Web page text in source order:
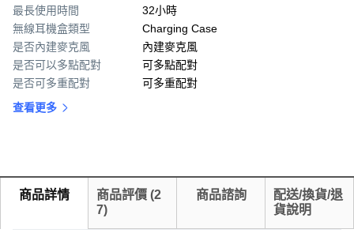
最長使用時間
32小時
無線耳機盒類型
Charging Case
是否內建麥克風
內建麥克風
是否可以多點配對
可多點配對
是否可多重配對
可多重配對
查看更多
商品詳情 商品評價 (2
7)
商品諮詢
配送/換貨/退
貨說明